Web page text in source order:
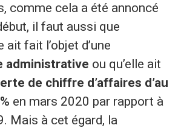
comme cela a été annoncé
il faut aussi que
ait fait l’objet d’une
administrative ou qu’elle ait
de chiffre d’affaires d’au
en mars 2020 par rapport à
Mais à cet égard, la